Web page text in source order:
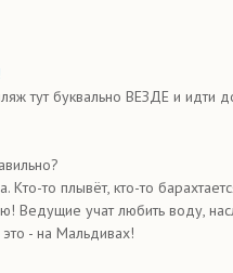
тут буквально ВЕЗДЕ и идти
то плывëт, кто-то
Ведущие учат любить воду,
это - на Мальдивах!